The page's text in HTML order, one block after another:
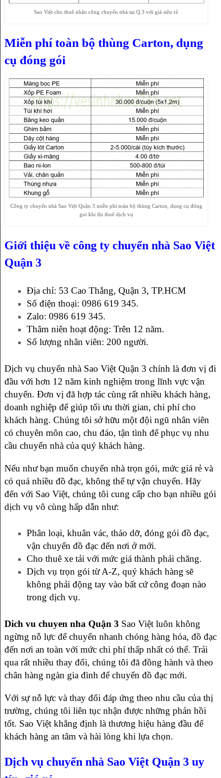
Sao Việt cho thuê nhân công chuyển nhà tại Q.3 với giá siêu rẻ
Miễn phí toàn bộ thùng Carton, dụng
cụ đóng gói
Công ty chuyển nhà Sao Việt Quận 3 miễn phí toàn bộ thùng Carton, dụng cụ đóng
goi khi thi thuê dịch vụ
Giới thiệu về công ty chuyển nhà Sao Việt
Quận 3
Địa chỉ: 53 Cao Thắng, Quận 3, TP.HCM
Số điện thoại: 0986 619 345.
Zalo: 0986 619 345.
Thâm niên hoạt động: Trên 12 năm.
Số lượng nhân viên: 200 người.
Dịch vụ chuyển nhà Sao Việt Quận 3 chính là đơn vị đi
đầu với hơn 12 năm kinh nghiệm trong lĩnh vực vận
chuyển. Đơn vị đã hợp tác cùng rất nhiều khách hàng,
doanh nghiệp để giúp tối ưu thời gian, chi phí cho
khách hàng. Chúng tôi sở hữu một đội ngũ nhân viên
có chuyên môn cao, chu đáo, tận tình để phục vụ nhu
cầu chuyển nhà của quý khách hàng.
Nếu như bạn muốn chuyển nhà trọn gói, mức giá rẻ và
có quá nhiều đồ đạc, không thể tự vận chuyển. Hãy
đến với Sao Việt, chúng tôi cung cấp cho bạn nhiều gói
dịch vụ vô cùng hấp dẫn như:
Phân loại, khuân vác, tháo dỡ, đóng gói đồ đạc,
vận chuyển đồ đạc đến nơi ở mới.
Cho thuê xe tải với mức giá thành phải chăng.
Dịch vụ trọn gói từ A-Z, quý khách hàng sẽ
không phải động tay vào bất cứ công đoạn nào
trong dịch vụ.
Dich vu chuyen nha Quận 3 Sao Việt luôn không
ngừng nỗ lực để chuyển nhanh chóng hàng hóa, đồ đạc
đến nơi an toàn với mức chi phí thấp nhất có thể. Trải
qua rất nhiều thay đổi, chúng tôi đã đồng hành và theo
chân hàng ngàn gia đình để chuyển đồ đạc mới.
Với sự nỗ lực và thay đổi đáp ứng theo nhu cầu của thị
trường, chúng tôi liên tục nhận được những phản hồi
tốt. Sao Việt khẳng định là thương hiệu hàng đầu để
khách hàng an tâm và hài lòng khi lựa chọn.
Dịch vụ chuyển nhà Sao Việt Quận 3 uy